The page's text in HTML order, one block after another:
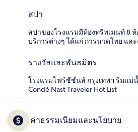
สปา
สปาของโรงแรมมีห้องทรีทเมนท์ 8
บริการต่างๆ ได้แก่ การนวดไทย แล
รางวัลและพันธมิตร
โรงแรมโฟร์ซีซั่นส์ กรุงเทพฯ ริมแม่
Condé Nast Traveler Hot List
ค่าธรรมเนียมและนโยบาย